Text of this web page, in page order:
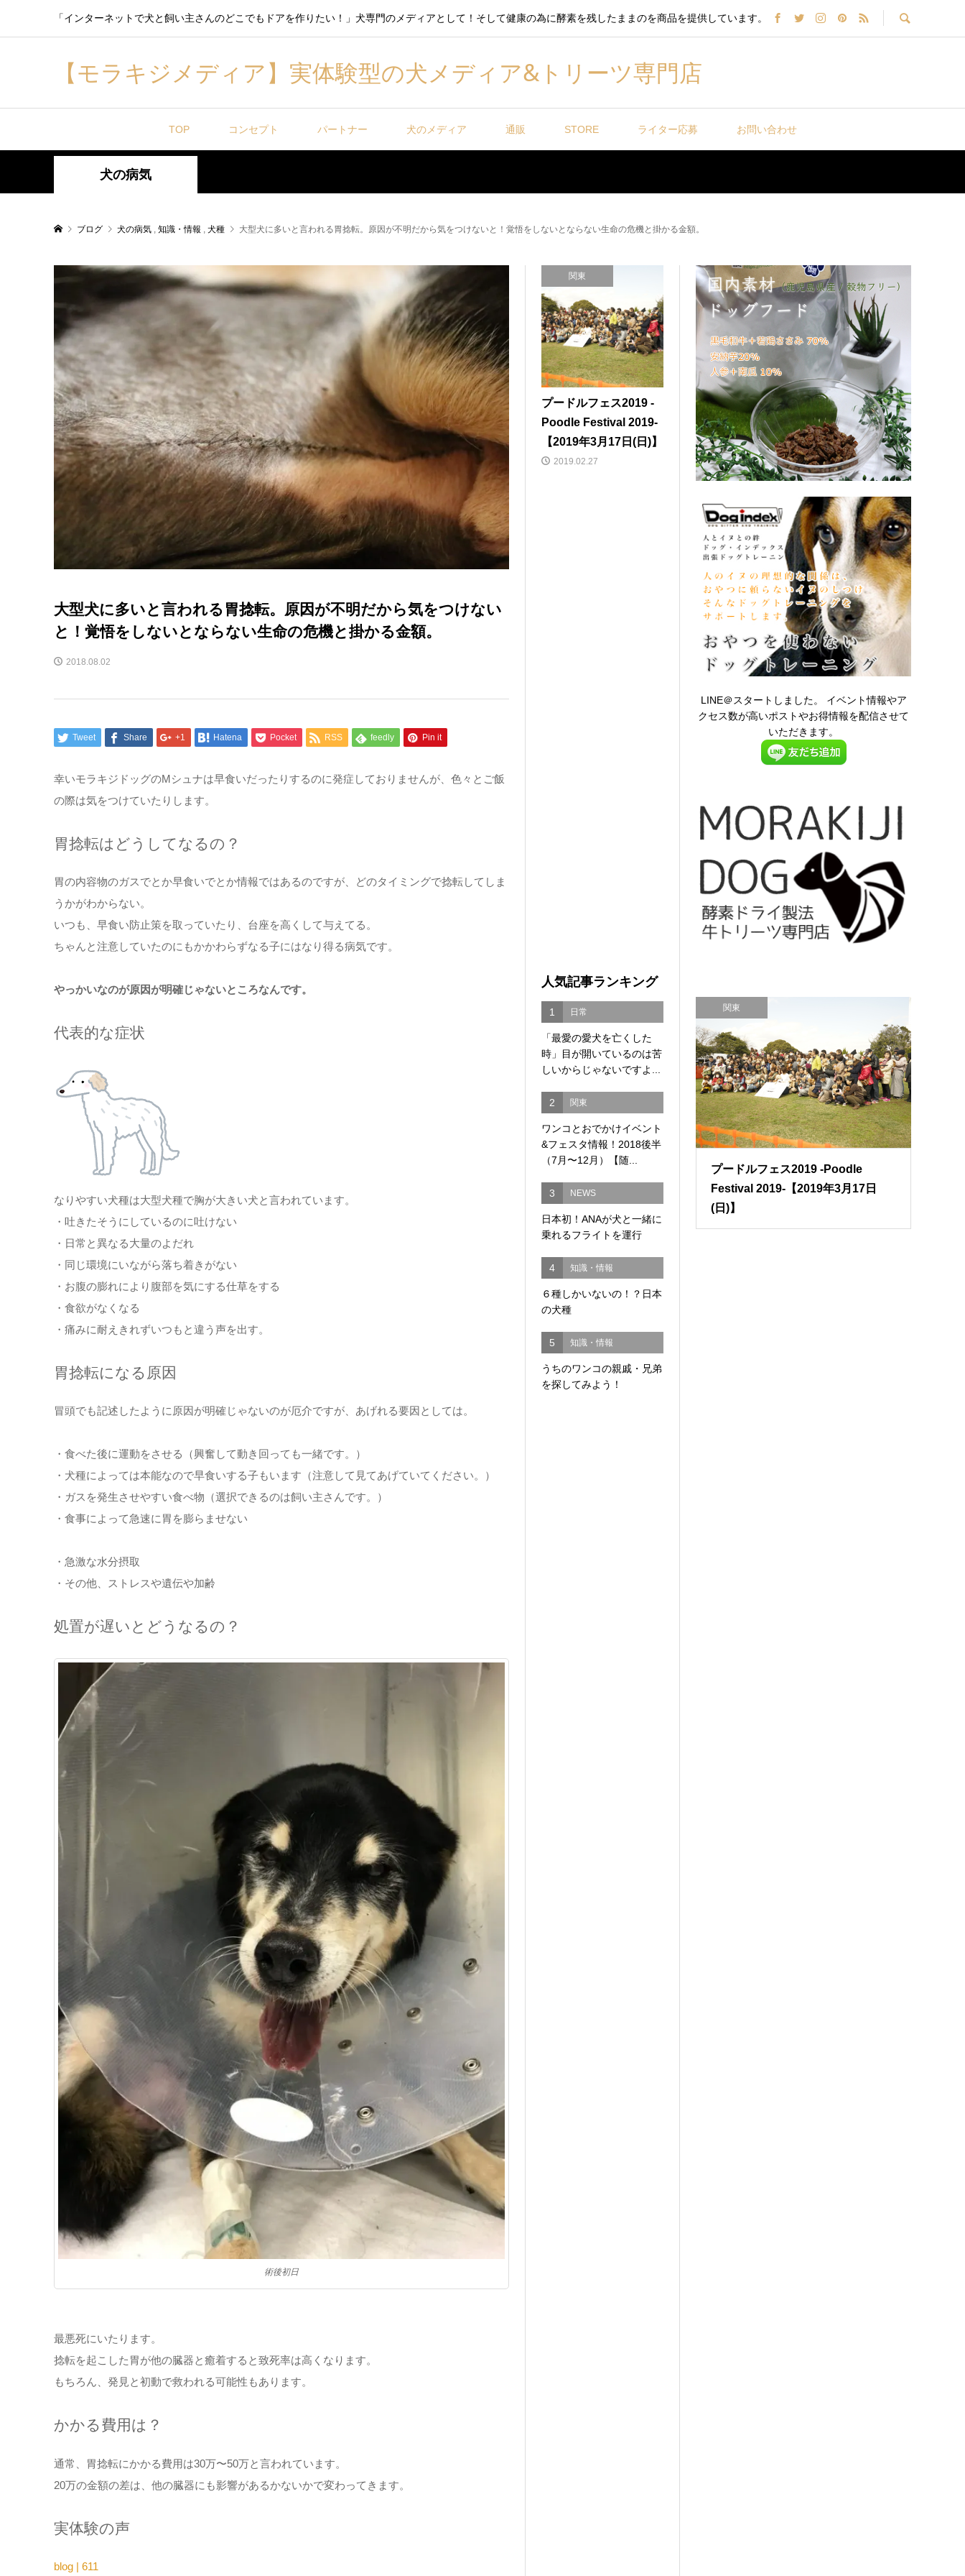
「インターネットで犬と飼い主さんのどこでもドアを作りたい！」犬専門のメディアとして！そして健康の為に酵素を残したままのを商品を提供しています。
【モラキジメディア】実体験型の犬メディア&トリーツ専門店
TOP コンセプト パートナー 犬のメディア 通販 STORE ライター応募 お問い合わせ
犬の病気
ブログ 犬の病気 , 知識・情報 , 犬種 大型犬に多いと言われる胃捻転。原因が不明だから気をつけないと！覚悟をしないとならない生命の危機と掛かる金額。
大型犬に多いと言われる胃捻転。原因が不明だから気をつけない
と！覚悟をしないとならない生命の危機と掛かる金額。
2018.08.02
Tweet Share +1 Hatena Pocket RSS feedly Pin it
幸いモラキジドッグのMシュナは早食いだったりするのに発症しておりませんが、色々とご飯
の際は気をつけていたりします。
胃捻転はどうしてなるの？
胃の内容物のガスでとか早食いでとか情報ではあるのですが、どのタイミングで捻転してしま
うかがわからない。
いつも、早食い防止策を取っていたり、台座を高くして与えてる。
ちゃんと注意していたのにもかかわらずなる子にはなり得る病気です。
やっかいなのが原因が明確じゃないところなんです。
代表的な症状
なりやすい犬種は大型犬種で胸が大きい犬と言われています。
・吐きたそうにしているのに吐けない
・日常と異なる大量のよだれ
・同じ環境にいながら落ち着きがない
・お腹の膨れにより腹部を気にする仕草をする
・食欲がなくなる
・痛みに耐えきれずいつもと違う声を出す。
胃捻転になる原因
冒頭でも記述したように原因が明確じゃないのが厄介ですが、あげれる要因としては。
・食べた後に運動をさせる（興奮して動き回っても一緒です。）
・犬種によっては本能なので早食いする子もいます（注意して見てあげていてください。）
・ガスを発生させやすい食べ物（選択できるのは飼い主さんです。）
・食事によって急速に胃を膨らませない
・急激な水分摂取
・その他、ストレスや遺伝や加齢
処置が遅いとどうなるの？
術後初日
最悪死にいたります。
捻転を起こした胃が他の臓器と癒着すると致死率は高くなります。
もちろん、発見と初動で救われる可能性もあります。
かかる費用は？
通常、胃捻転にかかる費用は30万〜50万と言われています。
20万の金額の差は、他の臓器にも影響があるかないかで変わってきます。
実体験の声
blog | 611
関東
プードルフェス2019 -
Poodle Festival 2019-
【2019年3月17日(日)】
2019.02.27
人気記事ランキング
1 日常
「最愛の愛犬を亡くした
時」目が開いているのは苦
しいからじゃないですよ...
2 関東
ワンコとおでかけイベント
&フェスタ情報！2018後半
（7月〜12月）【随...
3 NEWS
日本初！ANAが犬と一緒に
乗れるフライトを運行
4 知識・情報
６種しかいないの！？日本
の犬種
5 知識・情報
うちのワンコの親戚・兄弟
を探してみよう！
LINE＠スタートしました。 イベント情報やア
クセス数が高いポストやお得情報を配信させて
いただきます。
関東
プードルフェス2019 -Poodle
Festival 2019-【2019年3月17日
(日)】